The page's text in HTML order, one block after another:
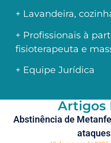
+ Lavandeira,
+ Profissionais à
fisioterapeuta e
+ Equipe Jurídica
Artigos
Abstinência de